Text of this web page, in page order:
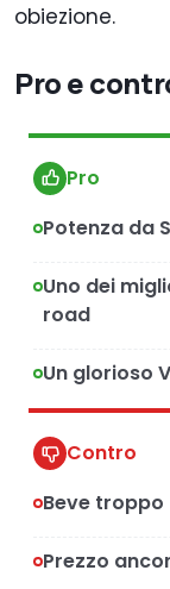
obiezione.
Pro e
Pro
Potenza da
Uno dei
road
Un glorioso
Contro
Beve troppo
Prezzo